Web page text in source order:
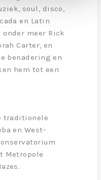
soul, disco,
en Latin
meer Rick
Carter, en
benadering en
hem tot een
traditionele
en West-
Metropole